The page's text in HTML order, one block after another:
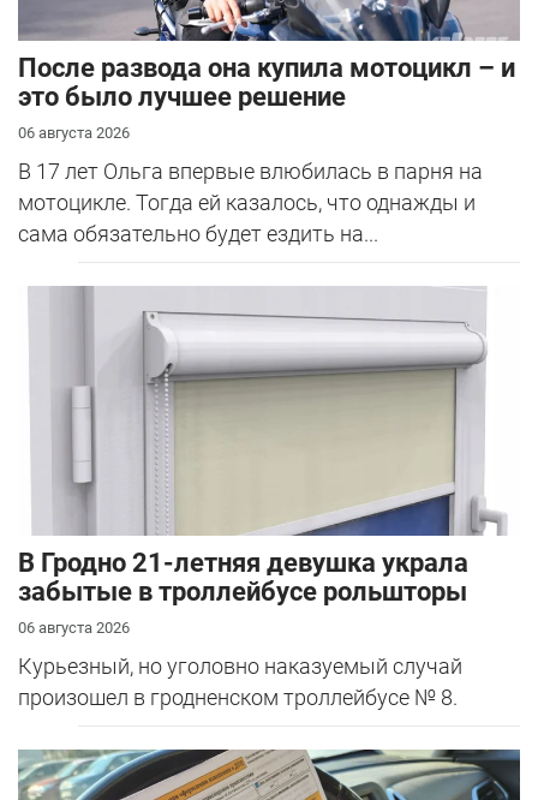
После развода она купила мотоцикл – и
это было лучшее решение
06 августа 2026
В 17 лет Ольга впервые влюбилась в парня на
мотоцикле. Тогда ей казалось, что однажды и
сама обязательно будет ездить на...
В Гродно 21-летняя девушка украла
забытые в троллейбусе рольшторы
06 августа 2026
Курьезный, но уголовно наказуемый случай
произошел в гродненском троллейбусе № 8.